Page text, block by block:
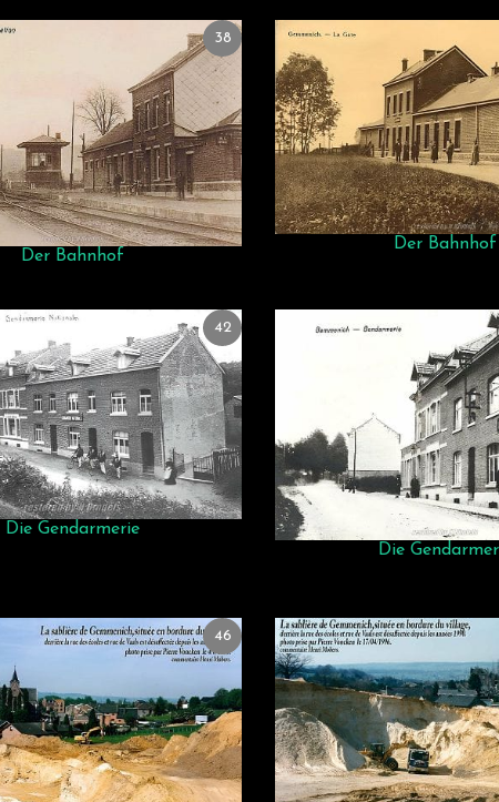
Der Bahnhof
38
Der Bahnhof
Die Gendarmerie
42
Die
46